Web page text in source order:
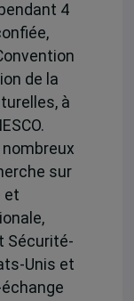
4
de la
à
nombreux
sur
et
Sécurité-
Unis et
échange